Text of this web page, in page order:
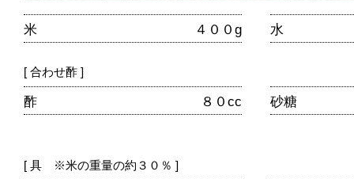
米 ４００g 水
[ 合わせ酢 ]
酢 ８０cc 砂糖
[ 具 ※米の重量の約３０％ ]